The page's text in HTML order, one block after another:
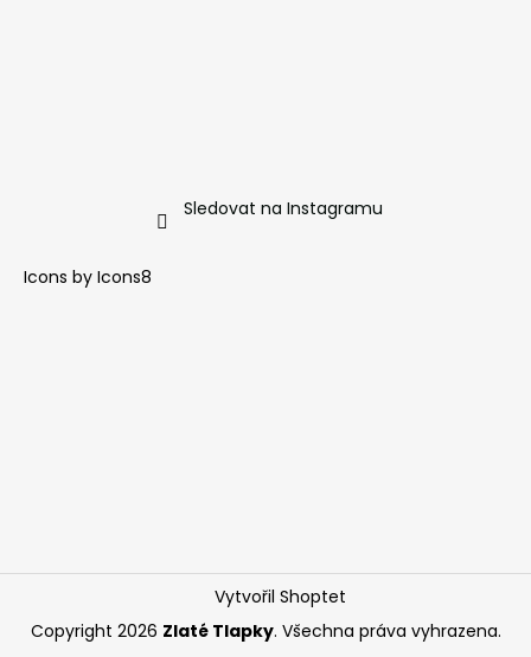
Sledovat na Instagramu
Icons by Icons8
Vytvořil Shoptet
Copyright 2026 Zlaté Tlapky. Všechna práva vyhrazena.